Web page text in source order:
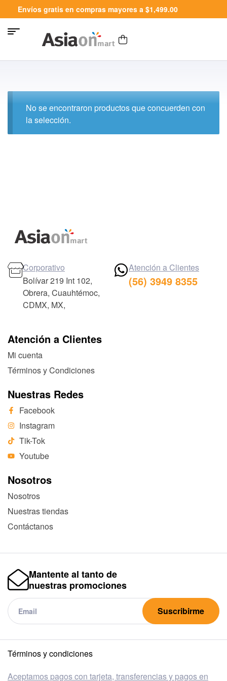
Envíos gratis en compras mayores a $1,499.00
No se encontraron productos que concuerden con
la selección.
Atención a Clientes
Mi cuenta
Términos y Condiciones
Nuestras Redes
Facebook
Instagram
Tik-Tok
Youtube
Nosotros
Nosotros
Nuestras tiendas
Contáctanos
Corporativo
Bolívar 219 Int 102,
Obrera, Cuauhtémoc,
CDMX, MX,
Atención a Clientes
(56) 3949 8355
Mantente al tanto de
nuestras promociones
Suscribirme
Términos y condiciones
Aceptamos pagos con tarjeta, transferencias y pagos en